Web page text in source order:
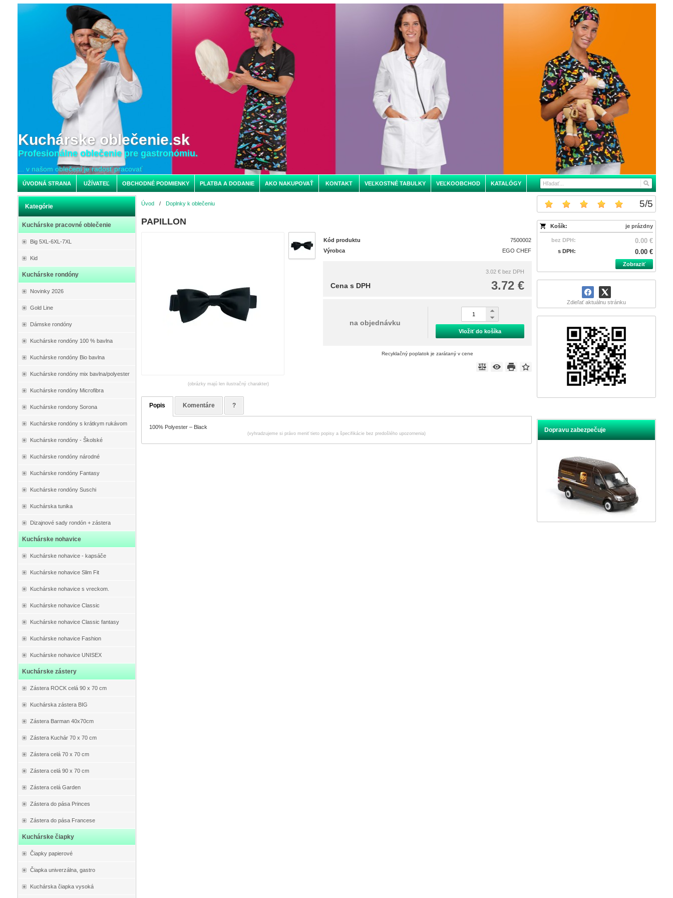
Kuchárske oblečenie.sk
Profesionálne oblečenie pre gastronómiu.
... v našom oblečení je radosť pracovať
ÚVODNÁ STRANA UŽÍVATEĽ OBCHODNÉ PODMIENKY PLATBA A DODANIE AKO NAKUPOVAŤ KONTAKT VEĽKOSTNÉ TABULKY VEĽKOOBCHOD KATALÓGY
Kategórie
Kuchárske pracovné oblečenie
Big 5XL-6XL-7XL
Kid
Kuchárske rondóny
Novinky 2026
Gold Line
Dámske rondóny
Kuchárske rondóny 100 % bavlna
Kuchárske rondóny Bio bavlna
Kuchárske rondóny mix bavlna/polyester
Kuchárske rondóny Microfibra
Kuchárske rondony Sorona
Kuchárske rondóny s krátkym rukávom
Kuchárske rondóny - Školské
Kuchárske rondóny národné
Kuchárske rondóny Fantasy
Kuchárske rondóny Suschi
Kuchárska tunika
Dizajnové sady rondón + zástera
Kuchárske nohavice
Kuchárske nohavice - kapsáče
Kuchárske nohavice Slim Fit
Kuchárske nohavice s vreckom.
Kuchárske nohavice Classic
Kuchárske nohavice Classic fantasy
Kuchárske nohavice Fashion
Kuchárske nohavice UNISEX
Kuchárske zástery
Zástera ROCK celá 90 x 70 cm
Kuchárska zástera BIG
Zástera Barman 40x70cm
Zástera Kuchár 70 x 70 cm
Zástera celá 70 x 70 cm
Zástera celá 90 x 70 cm
Zástera celá Garden
Zástera do pása Princes
Zástera do pása Francese
Kuchárske čiapky
Čiapky papierové
Čiapka univerzálna, gastro
Kuchárska čiapka vysoká
5/5
Košík: je prázdny
bez DPH: 0.00 €
s DPH: 0.00 €
Zobraziť
Zdieľať aktuálnu stránku
Dopravu zabezpečuje
Úvod / Doplnky k oblečeniu
PAPILLON
(obrázky majú len ilustračný charakter)
Kód produktu
7500002
Výrobca
EGO CHEF
3.02 € bez DPH
3.72 €
Cena s DPH
na objednávku
Vložiť do košíka
Recyklačný poplatok je zarátaný v cene
Popis Komentáre ?
100% Polyester – Black
(vyhradzujeme si právo meniť tieto popisy a špecifikácie bez predošlého upozornenia)